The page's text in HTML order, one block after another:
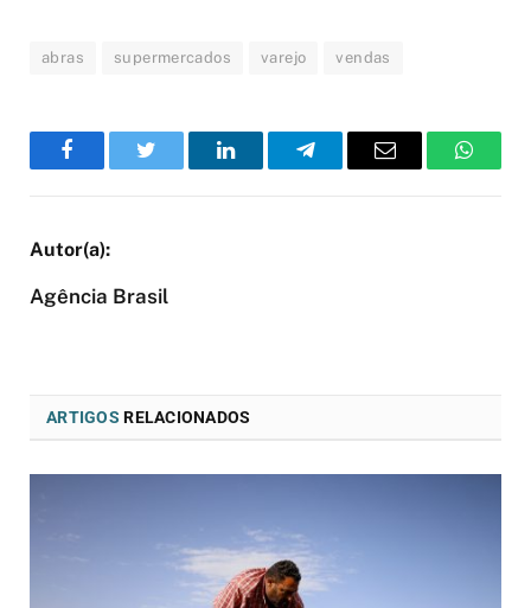
abras supermercados varejo vendas
FacebookTwitter LinkedInTelegramEmail
Agência Brasil
ARTIGOS RELACIONADOS